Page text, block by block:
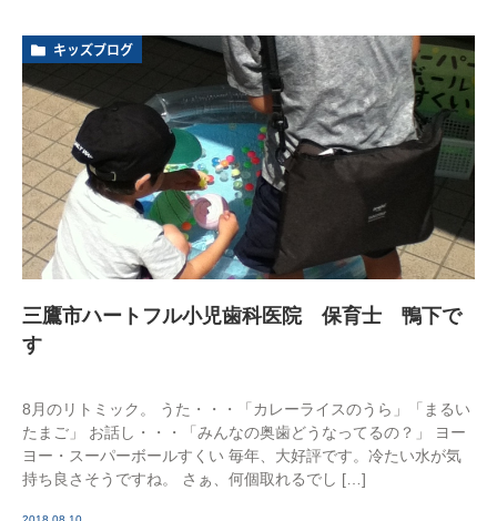
キッズブログ
三鷹市ハートフル小児歯科医院 保育士 鴨下で
す
8月のリトミック。 うた・・・「カレーライスのうら」「まるい
たまご」 お話し・・・「みんなの奥歯どうなってるの？」 ヨー
ヨー・スーパーボールすくい 毎年、大好評です。冷たい水が気
持ち良さそうですね。 さぁ、何個取れるでし […]